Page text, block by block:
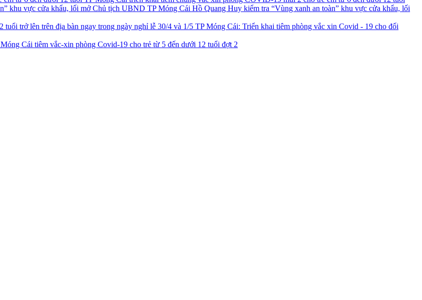
Chủ tịch UBND TP Móng Cái Hồ Quang Huy kiểm tra “Vùng xanh an toàn” khu vực cửa khẩu, lối
TP Móng Cái: Triển khai tiêm phòng vắc xin Covid - 19 cho đối
Móng Cái tiêm vắc-xin phòng Covid-19 cho trẻ từ 5 đến dưới 12 tuổi đợt 2